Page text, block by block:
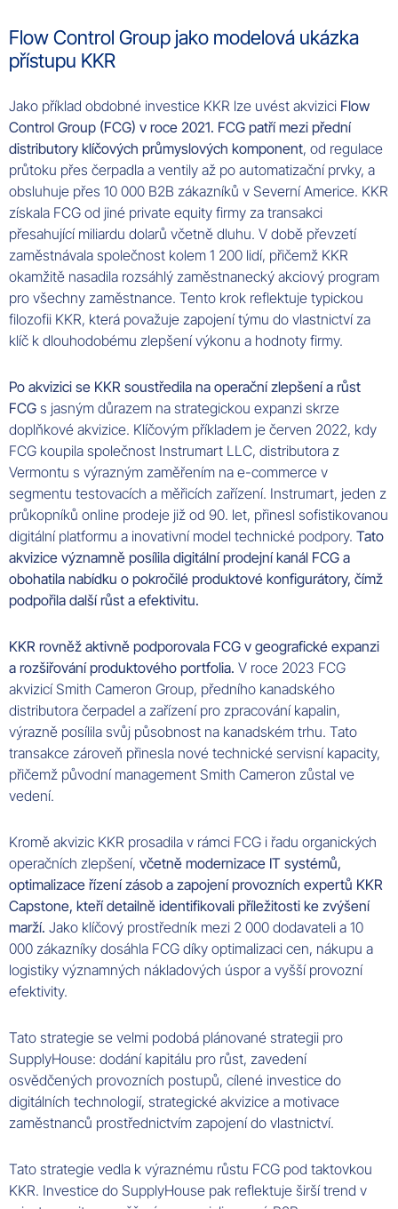
Flow Control Group jako modelová ukázka
přístupu KKR
Jako příklad obdobné investice KKR lze uvést akvizici Flow
Control Group (FCG) v roce 2021. FCG patří mezi přední
distributory klíčových průmyslových komponent, od regulace
průtoku přes čerpadla a ventily až po automatizační prvky, a
obsluhuje přes 10 000 B2B zákazníků v Severní Americe. KKR
získala FCG od jiné private equity firmy za transakci
přesahující miliardu dolarů včetně dluhu. V době převzetí
zaměstnávala společnost kolem 1 200 lidí, přičemž KKR
okamžitě nasadila rozsáhlý zaměstnanecký akciový program
pro všechny zaměstnance. Tento krok reflektuje typickou
filozofii KKR, která považuje zapojení týmu do vlastnictví za
klíč k dlouhodobému zlepšení výkonu a hodnoty firmy.
Po akvizici se KKR soustředila na operační zlepšení a růst
FCG s jasným důrazem na strategickou expanzi skrze
doplňkové akvizice. Klíčovým příkladem je červen 2022, kdy
FCG koupila společnost Instrumart LLC, distributora z
Vermontu s výrazným zaměřením na e-commerce v
segmentu testovacích a měřicích zařízení. Instrumart, jeden z
průkopníků online prodeje již od 90. let, přinesl sofistikovanou
digitální platformu a inovativní model technické podpory. Tato
akvizice významně posílila digitální prodejní kanál FCG a
obohatila nabídku o pokročilé produktové konfigurátory, čímž
podpořila další růst a efektivitu.
KKR rovněž aktivně podporovala FCG v geografické expanzi
a rozšiřování produktového portfolia. V roce 2023 FCG
akvizicí Smith Cameron Group, předního kanadského
distributora čerpadel a zařízení pro zpracování kapalin,
výrazně posílila svůj působnost na kanadském trhu. Tato
transakce zároveň přinesla nové technické servisní kapacity,
přičemž původní management Smith Cameron zůstal ve
vedení.
Kromě akvizic KKR prosadila v rámci FCG i řadu organických
operačních zlepšení, včetně modernizace IT systémů,
optimalizace řízení zásob a zapojení provozních expertů KKR
Capstone, kteří detailně identifikovali příležitosti ke zvýšení
marží. Jako klíčový prostředník mezi 2 000 dodavateli a 10
000 zákazníky dosáhla FCG díky optimalizaci cen, nákupu a
logistiky významných nákladových úspor a vyšší provozní
efektivity.
Tato strategie se velmi podobá plánované strategii pro
SupplyHouse: dodání kapitálu pro růst, zavedení
osvědčených provozních postupů, cílené investice do
digitálních technologií, strategické akvizice a motivace
zaměstnanců prostřednictvím zapojení do vlastnictví.
Tato strategie vedla k výraznému růstu FCG pod taktovkou
KKR. Investice do SupplyHouse pak reflektuje širší trend v